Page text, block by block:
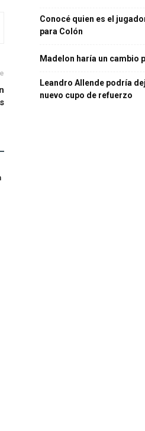
Conocé quien es el
para Colón
Madelon haría un cambio
Leandro Allende podría
nuevo cupo de refuerzo